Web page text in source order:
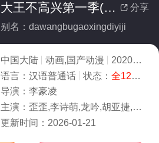
 分享
大王不高兴第一季(全集)
别名：dawangbugaoxingdiyiji
中国大陆 动画,国产动漫 2020
6.0
语言： 汉语普通话 状态： 全12集
导演： 李豪凌
主演： 歪歪,李诗萌,龙吟,胡亚捷,郭浩然,谷江山,关帅,Xing,Chao
更新时间： 2026-01-21